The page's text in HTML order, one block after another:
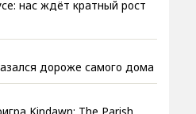
нас ждёт кратный рост
дороже самого дома